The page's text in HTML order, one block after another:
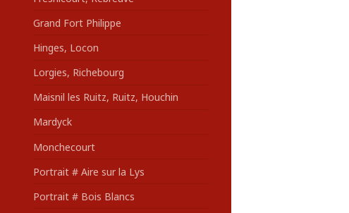
Grand Fort Philippe
Hinges, Locon
Lorgies, Richebourg
Maisnil les Ruitz, Ruitz, Houchin
Mardyck
Monchecourt
Portrait # Aire sur la Lys
Portrait # Bois Blancs